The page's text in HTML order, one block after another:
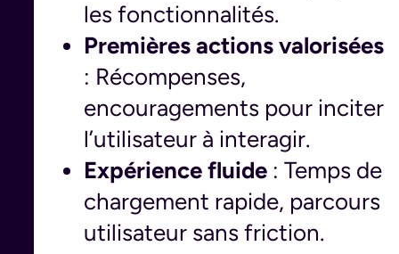
les fonctionnalités.
Premières actions valorisées
: Récompenses,
encouragements pour inciter
l’utilisateur à interagir.
Expérience fluide: Temps de
chargement rapide, parcours
utilisateur sans friction.